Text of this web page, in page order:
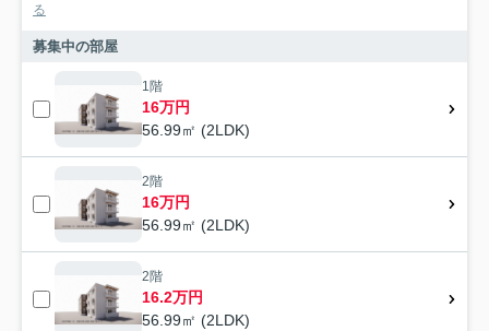
る
募集中の部屋
1階
16万円
56.99㎡ (2LDK)
2階
16万円
56.99㎡ (2LDK)
2階
16.2万円
56.99㎡ (2LDK)